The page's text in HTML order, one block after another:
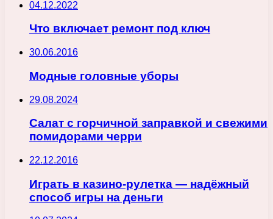
04.12.2022
Что включает ремонт под ключ
30.06.2016
Модные головные уборы
29.08.2024
Салат с горчичной заправкой и свежими
помидорами черри
22.12.2016
Играть в казино-рулетка — надёжный
способ игры на деньги